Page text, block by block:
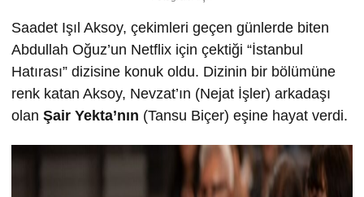
Saadet Işıl Aksoy, çekimleri geçen günlerde biten
Abdullah Oğuz’un Netflix için çektiği “İstanbul
Hatırası” dizisine konuk oldu. Dizinin bir bölümüne
renk katan Aksoy, Nevzat’ın (Nejat İşler) arkadaşı
olan Şair Yekta’nın (Tansu Biçer) eşine hayat verdi.